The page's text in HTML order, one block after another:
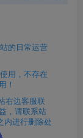
的日常运营
用，不存在
！
右边客服联
，请联系站
内进行删除处